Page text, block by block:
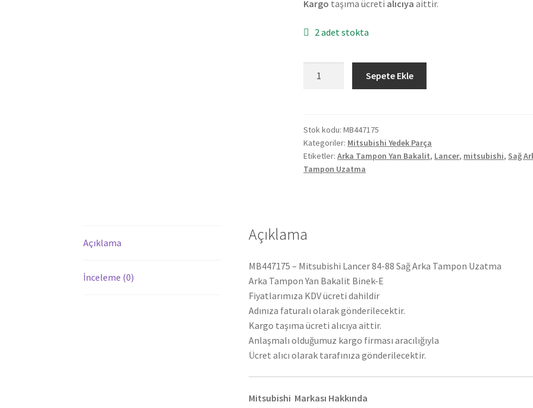
Kargo taşıma ücreti alıcıya aittir.
2 adet stokta
Sağ
Arka
Tampon
Uzatma
Sepete Ekle
Stok kodu:MB447175
Kategoriler: Mitsubishi Yedek Parça
Etiketler:Arka Tampon Yan Bakalit, Lancer, mitsubishi, Sağ
Tampon Uzatma
Açıklama
İnceleme (0)
Açıklama
MB447175 – Mitsubishi Lancer 84-88 Sağ Arka Tampon Uzatma
Arka Tampon Yan Bakalit Binek-E
Fiyatlarımıza KDV ücreti dahildir
Adınıza faturalı olarak gönderilecektir.
Kargo taşıma ücreti alıcıya aittir.
Anlaşmalı olduğumuz kargo firması aracılığıyla
Ücret alıcı olarak tarafınıza gönderilecektir.
Mitsubishi Markası Hakkında